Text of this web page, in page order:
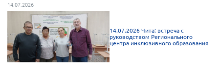
14.07.2026
14.07.2026 Чита: встреча с
руководством Регионального
центра инклюзивного образования